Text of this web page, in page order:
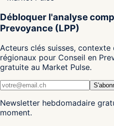
Débloquer l'analyse
Prevoyance (LPP)
Acteurs clés suisses,
régionaux pour Conseil en
gratuite au Market Pulse.
Newsletter hebdomadaire
moment.